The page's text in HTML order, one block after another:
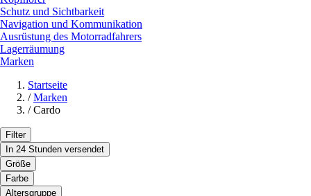
Schutz und Sichtbarkeit
Navigation und Kommunikation
Ausrüstung des Motorradfahrers
Lagerräumung
Marken
Startseite
/ Marken
/ Cardo
Filter
In 24 Stunden versendet
Größe
Farbe
Altersgruppe